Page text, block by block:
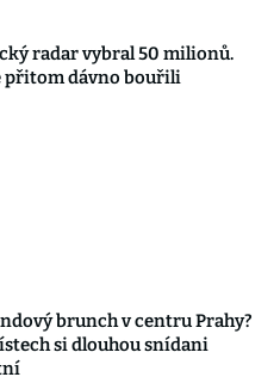
radar vybral 50 milionů.
přitom dávno bouřili
brunch v centru Prahy?
si dlouhou snídani